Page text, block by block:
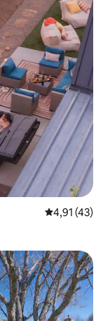
4,91 av 5 i
4,91 (43)